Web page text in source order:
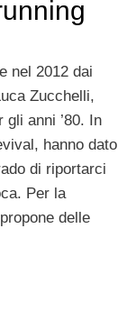
nel 2012 dai
Zucchelli,
anni ’80. In
hanno dato
di riportarci
Per la
delle